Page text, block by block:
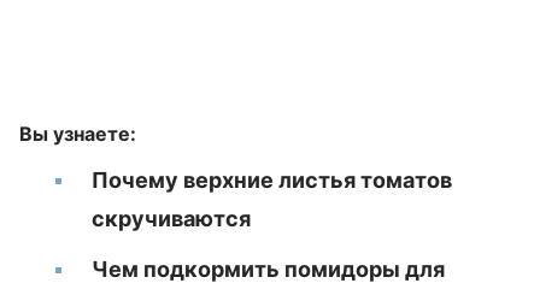
Вы узнаете:
Почему верхние листья томатов
скручиваются
Чем подкормить помидоры для